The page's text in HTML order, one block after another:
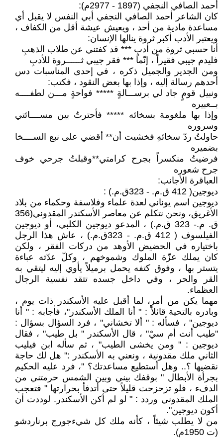
أحمد الصافي النجفي (1897 - 2977م):
كان الشاعر أحمد الصافي النجفي أبي النفس لا يقبل أي
مساعدة مادية من أحد ، ويعيش عيشة أقل من الكفاف ،
ويعتبر الأدب أكبر ثروة ينالها الإنسان:
أنا حسبي ثروة من أدبٍ *** قد كفتني عن طلاب الذهبِ
فليدم جيبي فقيراً ، إنّما *** فقر جيبي ثــــــروة للأدبِ
ومن الجدير والجميل ذكره ، في إحدى المناسبات دس
أحدهم رسالة إليه ، وإذا بها بعض النقود ، فكتب:
ونبيل قومٍ جاد لي برســـالةٍ ***** فواحةٍ مـــن لطفــــه
بــعبيره
وإذا بها ملغومة بسخائه ***** فأحترتُ بين مســــائتي
وسروره
حاولتُ ردّ سخائهِ فخشيت أن** أقضي على نبع الســــخا
بضميره
فرضيتُ منكسراً بجرح كرامتي**وقبلتُ جرحي خوف
جرح شعوره
العباقرة الأجانب:
ديوجين( 412 ق.م. - 323ق.م.) :
ديوجين اسم يوناني لعدة علماء وفلاسفة وحكماء من بلاد
الأغريق، ونحن نتكلم عن معاصر الأسكندر المقدوني(356
ق. م.- 323 ق.م.) ، المدعو ديوجين الكلبي، أو ديوجين
الفيلسوف ( 412 ق.م. - 323ق.م.) ، عاش هذا الرجل
باختياره في الحضيض الأوهد من دركات الفقر ، ولكن
كان يملك عزّة الملوك وشموخهم ، وكلّ عدّته عباءة
يتستر بها ، وفوق كتفه يحمل برميلاً يأوي إليه ليتقي به
القر والحر ، وفي داخل جسده تتقد نفسية الرجال
العظماء.
مهما يكن من أمر، لما أقبل عليه الأسكندر ذات يوم ،
وبادره بالتحية قائلاً : " أنا الملك الأسكندر"، فأجابه : " أنا
ديوجين" ، فسأله : " ألا تخشاني" ، فرد السؤال بسؤال :
"طيب أنت أم سيْ" ، قال الأسكندر " بل طيب" ، فقال
ديوجين : " ومن يخشى الطيب" ، ثم سأله ابن فيليب
الثاني ملك مقدونية ، ونعني به الأسكندر :" هل لك حاجة
نقضيها ؟.. وهل أستطيع مساعدتك؟ "، فرد عليه الحكيم
بجرأة الأبطال " بوقفك بيني وبين الشمس حرمتني من
الدفء ، فلو تزحزحت قليلاً حتى أتدفأ بحرارتها " فتعجب
الملك المقدوني وردد : " لو لم أكن الأسكندر. لوددت أن
أكون ديوجين".
من لا يطلب شيئاً ، كأنه ملك كل شيءجورج برناردشو
(ت 1950م).